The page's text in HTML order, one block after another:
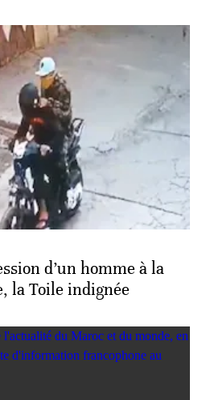
d’un homme à la
la Toile indignée